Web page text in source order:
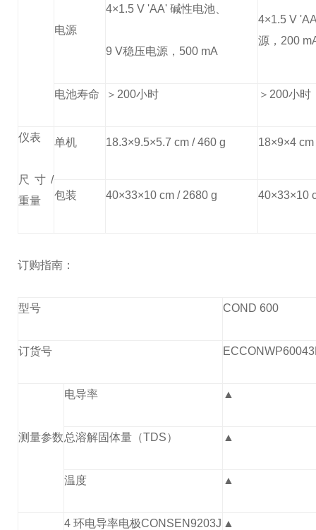
电源
4×1.5 V 'AA' 碱性电池、
9 V稳压电源，500 mA
4×1.5 V
源，200
电池寿命 ＞200小时 ＞200小时
仪表
尺寸/
重量
单机 18.3×9.5×5.7 cm / 460 g 18×9×4
包装 40×33×10 cm / 2680 g 40×33×10
订购指南：
型号 COND 600
订货号
测量参数
电导率 ▲
总溶解固体量（TDS） ▲
温度 ▲
4 环电导率电极CONSEN9203J ▲